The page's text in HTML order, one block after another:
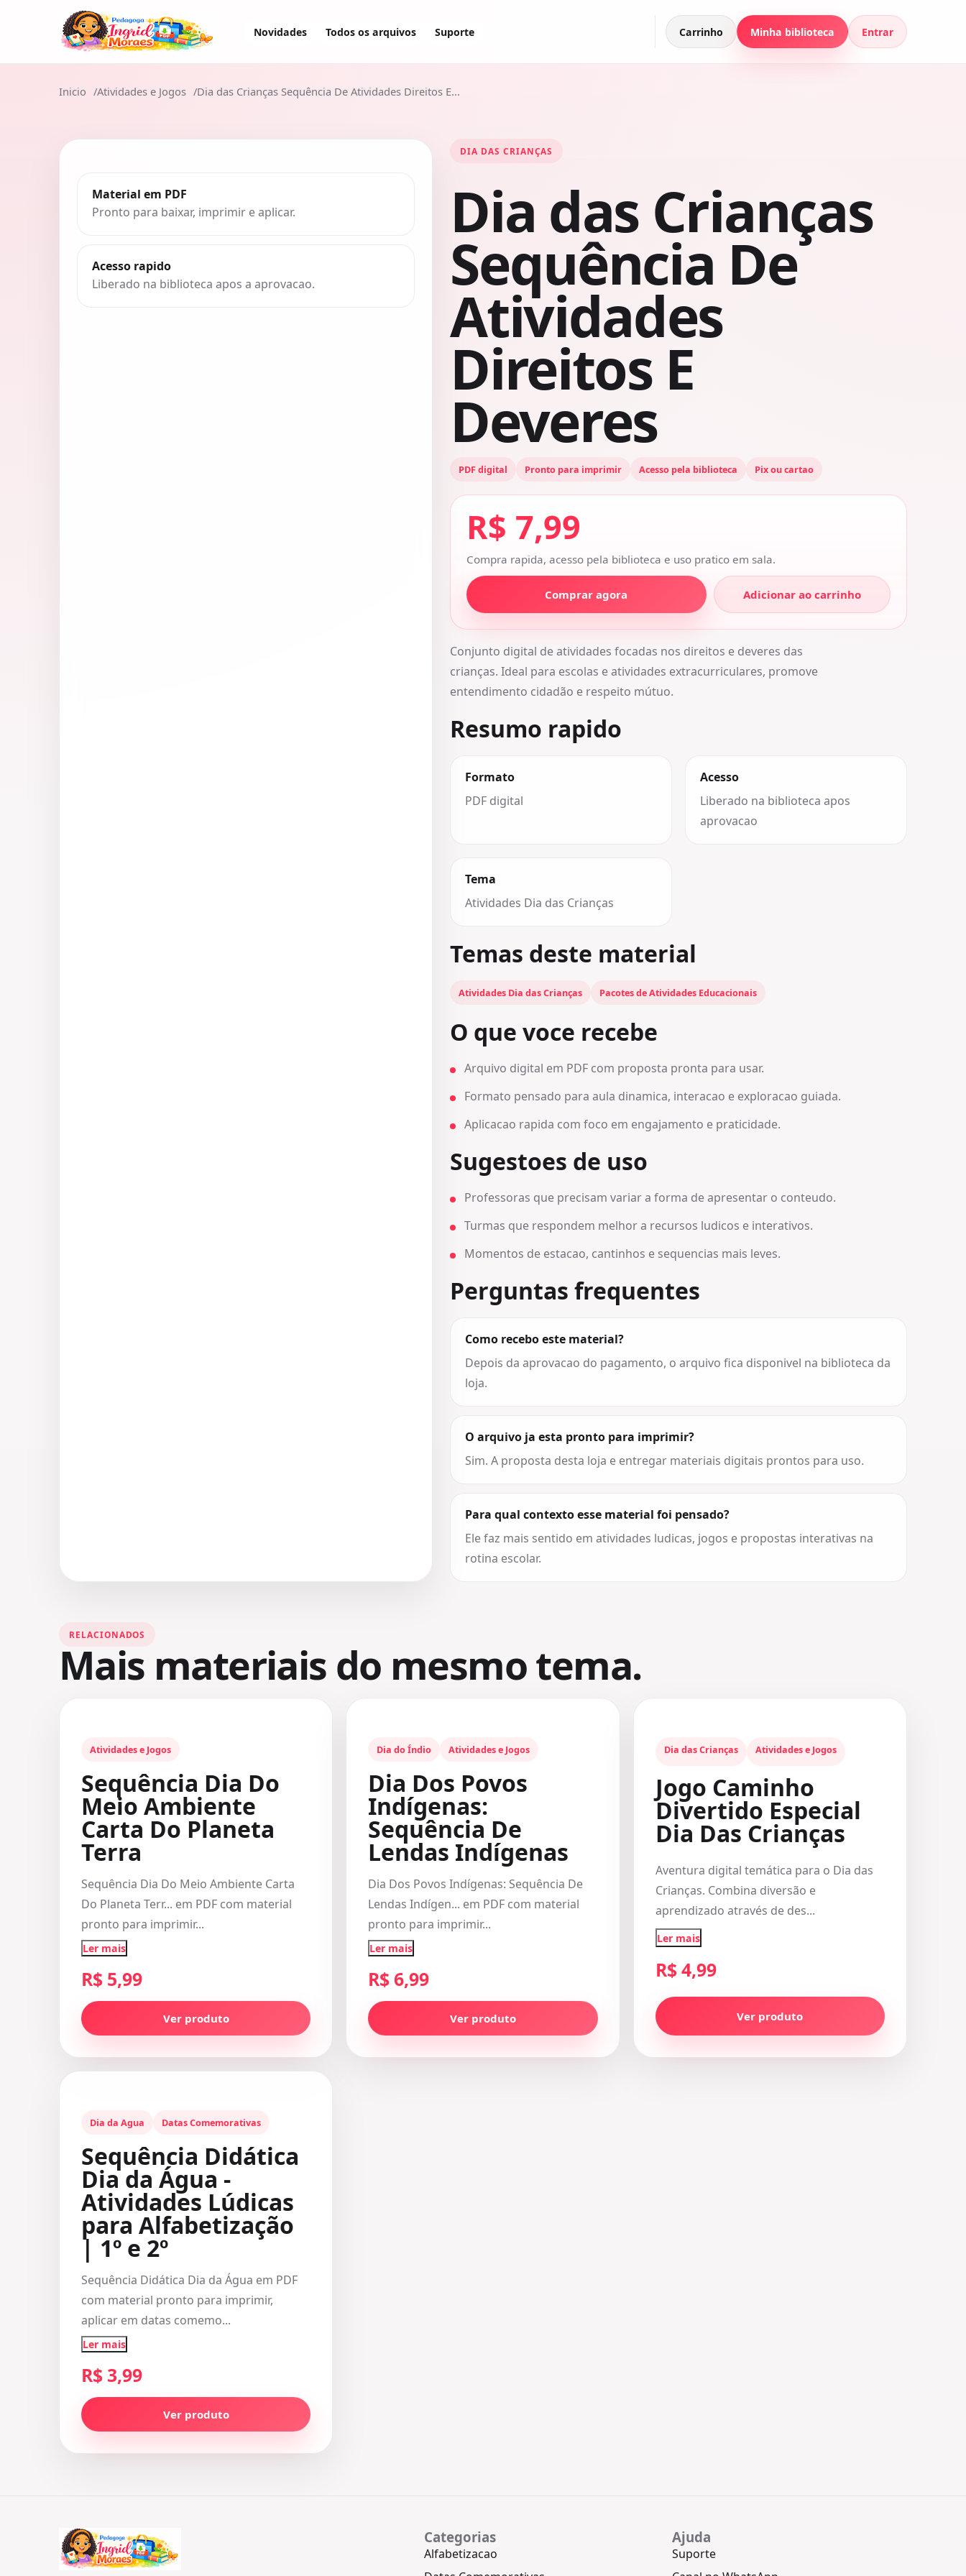
Novidades Todos os arquivos Suporte Carrinho Minha biblioteca Entrar
Inicio Atividades e Jogos Dia das Crianças Sequência De Atividades Direitos E...
Material em PDF
Pronto para baixar, imprimir e aplicar.
Acesso rapido
Liberado na biblioteca apos a aprovacao.
DIA DAS CRIANÇAS
Dia das Crianças
Sequência De
Atividades
Direitos E
Deveres
PDF digital Pronto para imprimir Acesso pela biblioteca Pix ou cartao
R$ 7,99
Compra rapida, acesso pela biblioteca e uso pratico em sala.
Comprar agora Adicionar ao carrinho
Conjunto digital de atividades focadas nos direitos e deveres das
crianças. Ideal para escolas e atividades extracurriculares, promove
entendimento cidadão e respeito mútuo.
Resumo rapido
Formato
PDF digital
Acesso
Liberado na biblioteca apos
aprovacao
Tema
Atividades Dia das Crianças
Temas deste material
Atividades Dia das Crianças Pacotes de Atividades Educacionais
O que voce recebe
Arquivo digital em PDF com proposta pronta para usar.
Formato pensado para aula dinamica, interacao e exploracao guiada.
Aplicacao rapida com foco em engajamento e praticidade.
Sugestoes de uso
Professoras que precisam variar a forma de apresentar o conteudo.
Turmas que respondem melhor a recursos ludicos e interativos.
Momentos de estacao, cantinhos e sequencias mais leves.
Perguntas frequentes
Como recebo este material?
Depois da aprovacao do pagamento, o arquivo fica disponivel na biblioteca da
loja.
O arquivo ja esta pronto para imprimir?
Sim. A proposta desta loja e entregar materiais digitais prontos para uso.
Para qual contexto esse material foi pensado?
Ele faz mais sentido em atividades ludicas, jogos e propostas interativas na
rotina escolar.
RELACIONADOS
Mais materiais do mesmo tema.
Atividades e Jogos
Sequência Dia Do
Meio Ambiente
Carta Do Planeta
Terra
Sequência Dia Do Meio Ambiente Carta
Do Planeta Terr... em PDF com material
pronto para imprimir...
Ler mais
R$ 5,99
Ver produto
Dia do Índio Atividades e Jogos
Dia Dos Povos
Indígenas:
Sequência De
Lendas Indígenas
Dia Dos Povos Indígenas: Sequência De
Lendas Indígen... em PDF com material
pronto para imprimir...
Ler mais
R$ 6,99
Ver produto
Dia das Crianças Atividades e Jogos
Jogo Caminho
Divertido Especial
Dia Das Crianças
Aventura digital temática para o Dia das
Crianças. Combina diversão e
aprendizado através de des...
Ler mais
R$ 4,99
Ver produto
Dia da Agua Datas Comemorativas
Sequência Didática
Dia da Água -
Atividades Lúdicas
para Alfabetização
| 1º e 2º
Sequência Didática Dia da Água em PDF
com material pronto para imprimir,
aplicar em datas comemo...
Ler mais
R$ 3,99
Ver produto
Categorias
Alfabetizacao
Ajuda
Suporte